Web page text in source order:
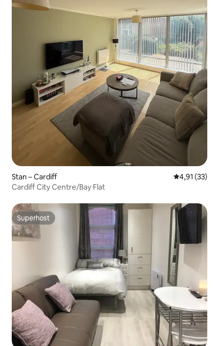
Stan – Cardiff Prosječna
4,91 (33)
Cardiff City Centre/Bay Flat
Superhost
Superhost